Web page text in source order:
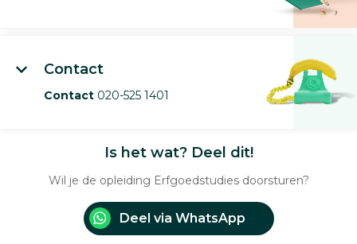
Contact
Contact 020-525 1401
Is het wat? Deel dit!
Wil je de opleiding Erfgoedstudies doorsturen?
Deel via WhatsApp